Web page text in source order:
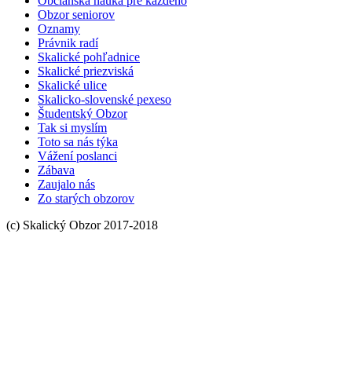
Obzor seniorov
Oznamy
Právnik radí
Skalické pohľadnice
Skalické priezviská
Skalické ulice
Skalicko-slovenské pexeso
Študentský Obzor
Tak si myslím
Toto sa nás týka
Vážení poslanci
Zábava
Zaujalo nás
Zo starých obzorov